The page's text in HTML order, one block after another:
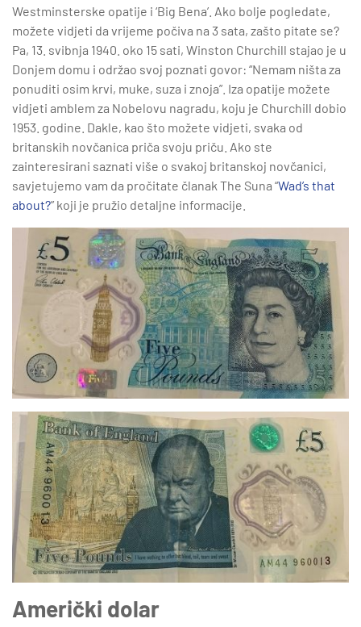
Westminsterske opatije i ‘Big Bena’. Ako bolje pogledate,
možete vidjeti da vrijeme počiva na 3 sata, zašto pitate se?
Pa, 13. svibnja 1940. oko 15 sati, Winston Churchill stajao je u
Donjem domu i održao svoj poznati govor: “Nemam ništa za
ponuditi osim krvi, muke, suza i znoja”. Iza opatije možete
vidjeti amblem za Nobelovu nagradu, koju je Churchill dobio
1953. godine. Dakle, kao što možete vidjeti, svaka od
britanskih novčanica priča svoju priču. Ako ste
zainteresirani saznati više o svakoj britanskoj novčanici,
savjetujemo vam da pročitate članak The Suna “Wad’s that
about?” koji je pružio detaljne informacije.
Američki dolar